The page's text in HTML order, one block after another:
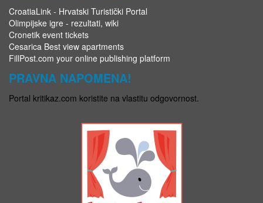
CroatiaLink - Hrvatski Turistički Portal
Olimpijske igre - rezultati, wiki
Cronetik event tickets
Cesarica Best view apartments
FillPost.com your online publishing platform
PRAVNA NAPOMENA!
Portal kritikaz.com koristite na vlastitu odgovornost.